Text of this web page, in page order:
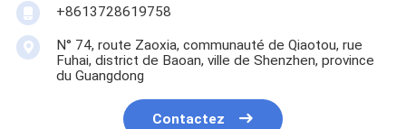
+8613728619758
N° 74, route Zaoxia, communauté de Qiaotou, rue
Fuhai, district de Baoan, ville de Shenzhen, province
du Guangdong
Contactez